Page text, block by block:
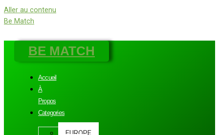
Aller au contenu
Be Match
BE MATCH
Accueil
À
Propos
Categories
EUROPE